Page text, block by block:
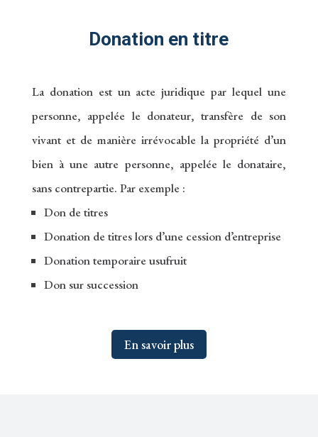
Donation en titre
La donation est un acte juridique par lequel une
personne, appelée le donateur, transfère de son
vivant et de manière irrévocable la propriété d’un
bien à une autre personne, appelée le donataire,
sans contrepartie. Par exemple :
Don de titres
Donation de titres lors d’une cession d’entreprise
Donation temporaire usufruit
Don sur succession
En savoir plus